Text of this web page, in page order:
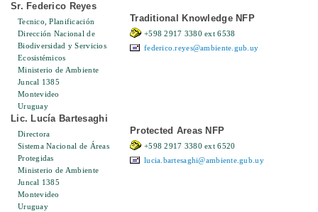
Sr. Federico Reyes
Tecnico, Planificación
Dirección Nacional de
Biodiversidad y Servicios
Ecosistémicos
Ministerio de Ambiente
Juncal 1385
Montevideo
Uruguay
Traditional Knowledge NFP
+598 2917 3380 ext 6538
federico.reyes@ambiente.gub.uy
Lic. Lucía Bartesaghi
Directora
Sistema Nacional de Áreas
Protegidas
Ministerio de Ambiente
Juncal 1385
Montevideo
Uruguay
Protected Areas NFP
+598 2917 3380 ext 6520
lucia.bartesaghi@ambiente.gub.uy